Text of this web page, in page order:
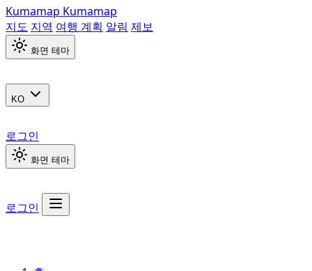
Kumamap Kumamap
지도 지역 여행 계획 알림 제보
화면 테마
KO
로그인
화면 테마
로그인